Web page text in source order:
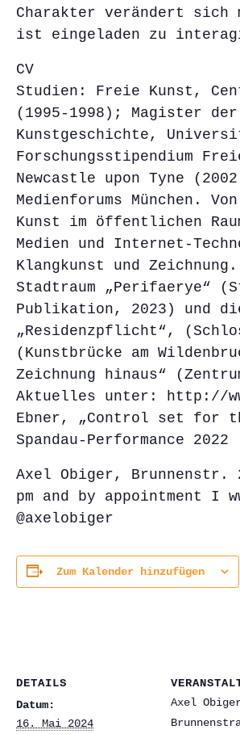
Charakter verändert
ist eingeladen zu
CV
Studien: Freie Kunst,
(1995-1998); Magister
Kunstgeschichte,
Forschungsstipendium
Newcastle upon Tyne
Medienforums München.
Kunst im öffentlichen
Medien und Internet-
Klangkunst und
Stadtraum „Perifaerye“
Publikation, 2023) und
„Residenzpflicht“,
(Kunstbrücke am
Zeichnung hinaus“
Aktuelles unter: http://
Ebner, „Control set for
Spandau-Performance
Axel Obiger, Brunnenstr.
pm and by appointment I
@axelobiger
Zum Kalender hinzufügen
DETAILS
Datum:
16. Mai 2024
Axel